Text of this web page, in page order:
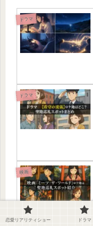
ドラマ
ドラマ
映画
恋愛リアリティショー ドラマ